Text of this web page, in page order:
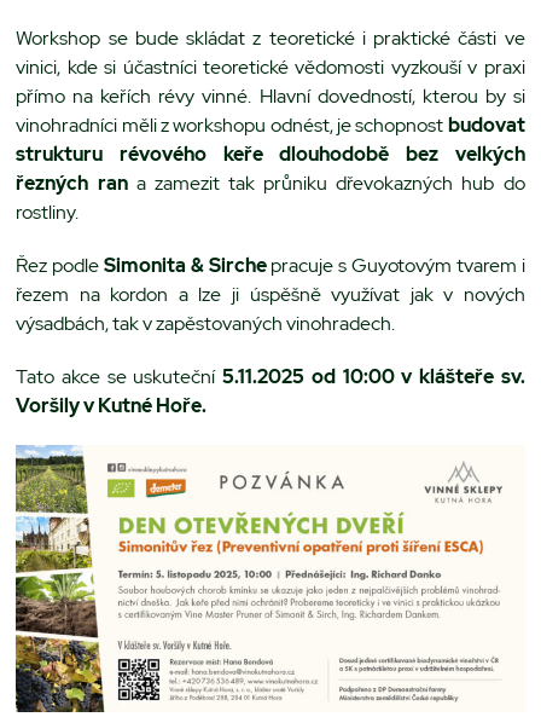
Workshop se bude skládat z teoretické i praktické části ve
vinici, kde si účastníci teoretické vědomosti vyzkouší v praxi
přímo na keřích révy vinné. Hlavní dovedností, kterou by si
vinohradníci měli z workshopu odnést, je schopnostbudovat
strukturu révového keře dlouhodobě bez velkých
řezných rana zamezit tak průniku dřevokazných hub do
rostliny.
Řez podleSimonita & Sirchepracuje s Guyotovým tvarem i
řezem na kordon a lze ji úspěšně využívat jak v nových
výsadbách, tak v zapěstovaných vinohradech.
Tato akce se uskuteční 5.11.2025 od 10:00v klášteře sv.
Voršily v Kutné Hoře.